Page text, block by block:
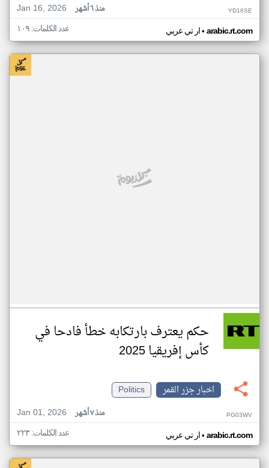
Jan 16, 2026
منذ ٦ أشهر YD16SE
ار تي عربي• arabic.rt.com عدد الكلمات: ١٠٩
حكم يعترف بارتكابه خطأ فادحا في
كأس إفريقيا 2025
اخبار جزر القمر
Politics
Jan 01, 2026
منذ ٧ أشهر PG03WV
ار تي عربي• arabic.rt.com عدد الكلمات: ٢٢٣